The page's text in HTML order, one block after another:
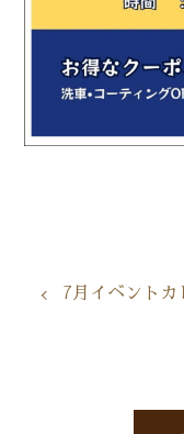
7月イベントカ